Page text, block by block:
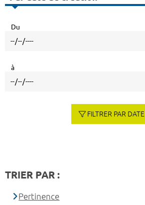
Du
à
FILTRER PAR DATE
TRIER PAR :
Pertinence